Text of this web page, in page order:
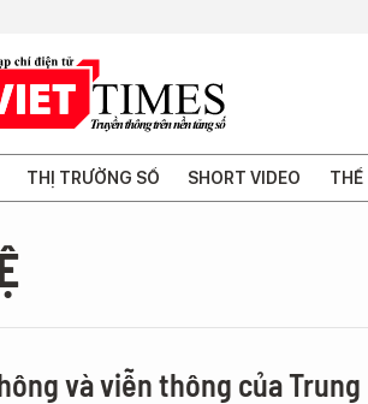
THỊ TRƯỜNG SỐ SHORT VIDEO THẾ
và viễn thông của Trung